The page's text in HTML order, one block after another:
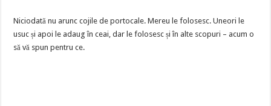
Niciodată nu arunc cojile de portocale. Mereu le folosesc. Uneori le
usuc și apoi le adaug în ceai, dar le folosesc și în alte scopuri – acum o
să vă spun pentru ce.